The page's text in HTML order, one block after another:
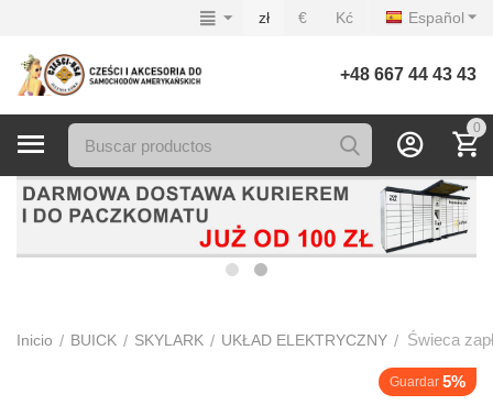
Español
zł € Kć
+48 667 44 43 43
0
Inicio / BUICK / SKYLARK / UKŁAD ELEKTRYCZNY / Świeca
Guardar 5%